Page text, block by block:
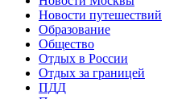
Новости путешествий
Образование
Общество
Отдых в России
Отдых за границей
ПДД